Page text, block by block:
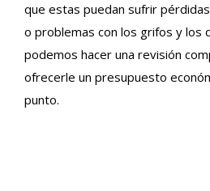
que estas puedan sufrir
o problemas con los grifos y los
podemos hacer una revisión
ofrecerle un presupuesto
punto.